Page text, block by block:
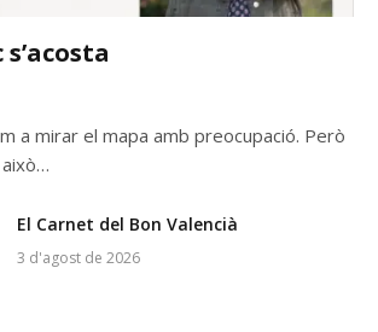
a mirar el mapa amb preocupació. Però
El Carnet del Bon Valencià
3 d'agost de 2026